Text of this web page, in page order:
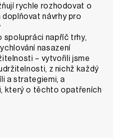
rychle rozhodovat o
návrhy pro
spolupráci napříč trhy,
nasazení
– vytvořili jsme
z nichž každý
a strategiemi, a
který o těchto opatřeních